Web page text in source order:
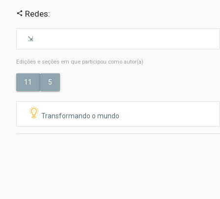
share Redes:
Edições e seções em que participou como autor(a)
11 5
Transformando o mundo